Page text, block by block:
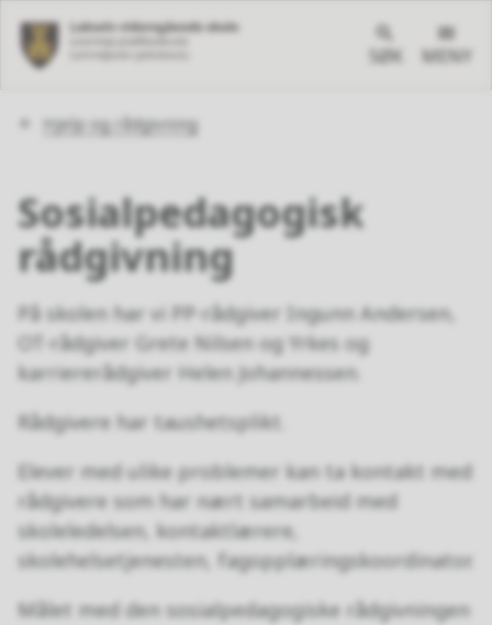
SØK MENY
Du
Hjelp og rådgivning
Sosialpedagogisk
rådgivning
På skolen har vi PP-rådgiver Ingunn Andersen,
OT-rådgiver Grete Nilsen og Yrkes og
karriererådgiver Helen Johannessen.
Rådgivere har taushetsplikt.
Elever med ulike problemer kan ta kontakt med
rådgivere som har nært samarbeid med
skoleledelsen, kontaktlærere,
skolehelsetjenesten, fagopplæringskoordinator.
Målet med den sosialpedagogiske rådgivningen